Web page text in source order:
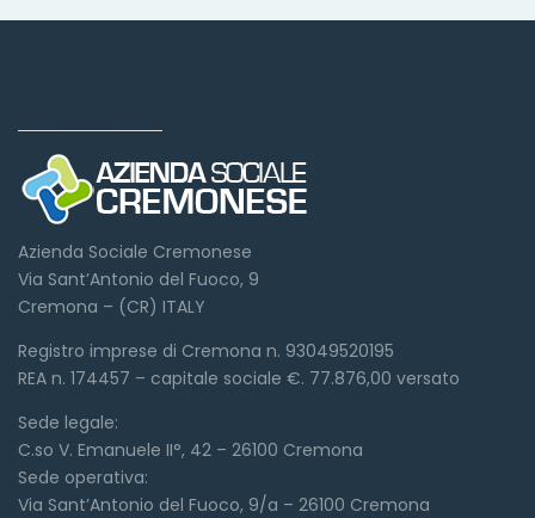
Azienda Sociale Cremonese
Via Sant’Antonio del Fuoco, 9
Cremona – (CR) ITALY
Registro imprese di Cremona n. 93049520195
REA n. 174457 – capitale sociale €. 77.876,00 versato
Sede legale:
C.so V. Emanuele II°, 42 – 26100 Cremona
Sede operativa:
Via Sant’Antonio del Fuoco, 9/a – 26100 Cremona